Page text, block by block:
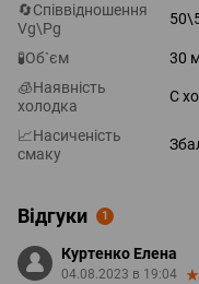
🔄Співвідношення
Vg\Pg
🧪Об`єм
30
🧊Наявність
холодка
С
📈Насиченість
смаку
Відгуки 1
Куртенко Елена
04.08.2023 в 19:04